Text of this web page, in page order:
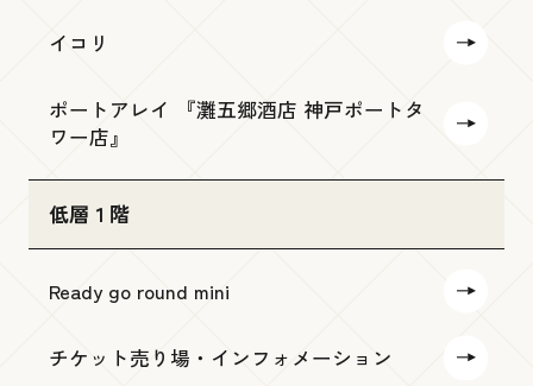
イコリ
ポートアレイ 『灘五郷酒店 神戸ポートタ
ワー店』
低層１階
Ready go round mini
チケット売り場・インフォメーション